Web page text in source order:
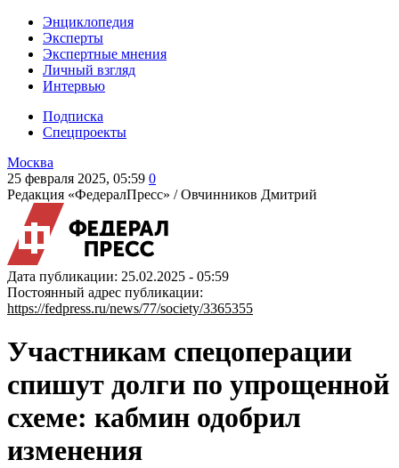
Энциклопедия
Эксперты
Экспертные мнения
Личный взгляд
Интервью
Подписка
Спецпроекты
Москва
25 февраля 2025, 05:59 0
Редакция «ФедералПресс» /Овчинников Дмитрий
Дата публикации: 25.02.2025 - 05:59
Постоянный адрес публикации:
https://fedpress.ru/news/77/society/3365355
Участникам спецоперации
спишут долги по упрощенной
схеме: кабмин одобрил
изменения